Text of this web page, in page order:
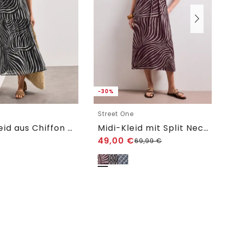
Maxi-Kleid aus Chiffon mit Print
-30%
Street One
Midi-Kleid mit Split Neck und Zipper
49,00 €69,99€